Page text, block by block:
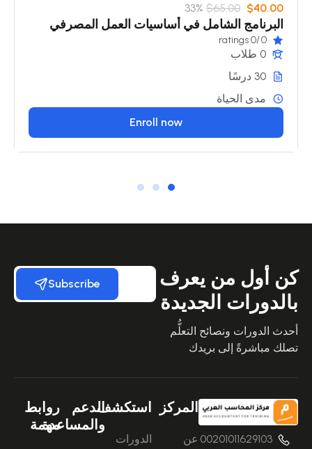
$65.00 $40.00
33%
البرنامج الشامل في أساسيات العمل المصرفي
0
/0 ratings
0 طلاب
30 درسًا
مدى الحياة
Enroll now
كن أول من يعرف
بالدورات الجديدة
أحدث الدورات ونصائح التعلُّم
تصلك مباشرةً إلى بريدك
Subscribe
00201011629103
المركز
عن
استكشف
الدورات
الدعم
والمساعدة
روابط
مهمة